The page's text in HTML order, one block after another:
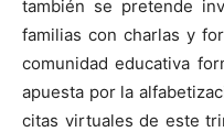
también se pretende
familias con charlas y
comunidad educativa
apuesta por la
citas virtuales de este